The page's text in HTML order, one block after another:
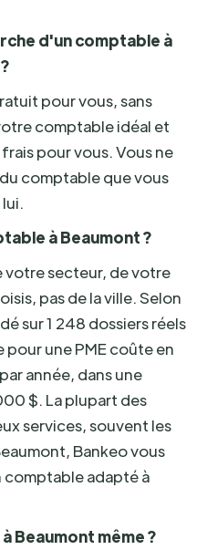
d'un comptable à
pour vous, sans
comptable idéal et
pour vous. Vous ne
comptable que vous
à Beaumont ?
votre secteur, de votre
pas de la ville. Selon
sur 1 248 dossiers réels
une PME coûte en
année, dans une
$. La plupart des
services, souvent les
Bankeo vous
adapté à
Beaumont même ?